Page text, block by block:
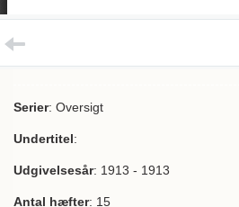
Serier: Oversigt
Undertitel:
Udgivelsesår: 1913 - 1913
Antal hæfter: 15